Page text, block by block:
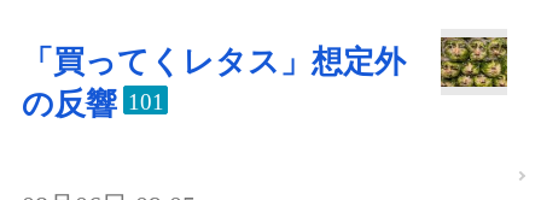
「買ってくレタス」想定外
の反響 101